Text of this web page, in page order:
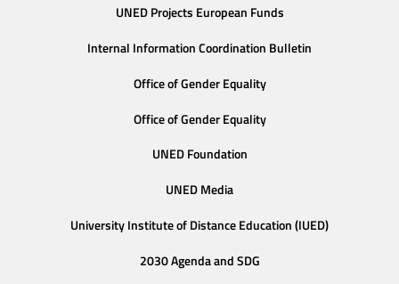
UNED Projects European Funds
Internal Information Coordination Bulletin
Office of Gender Equality
Office of Gender Equality
UNED Foundation
UNED Media
University Institute of Distance Education (IUED)
2030 Agenda and SDG